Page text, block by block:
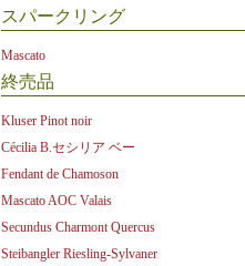
スパークリング
Mascato
終売品
Kluser Pinot noir
Cécilia B.セシリア ベー
Fendant de Chamoson
Mascato AOC Valais
Secundus Charmont Quercus
Steibangler Riesling-Sylvaner